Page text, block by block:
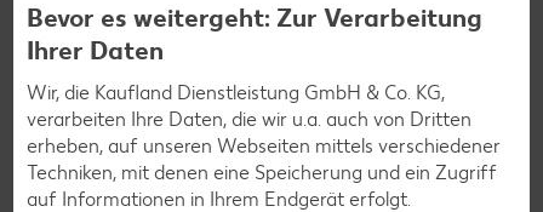
Weitere interessante
Rezeptkategorien
Bevor es weitergeht: Zur Verarbeitung
Ihrer Daten
Wir, die Kaufland Dienstleistung GmbH & Co. KG,
verarbeiten Ihre Daten, die wir u.a. auch von Dritten
erheben, auf unseren Webseiten mittels verschiedener
Techniken, mit denen eine Speicherung und ein Zugriff
auf Informationen in Ihrem Endgerät erfolgt.